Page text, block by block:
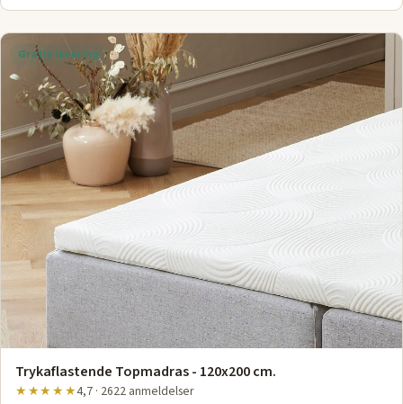
Gratis levering
Trykaflastende Topmadras - 120x200 cm.
★★★★★4,7 · 2622 anmeldelser